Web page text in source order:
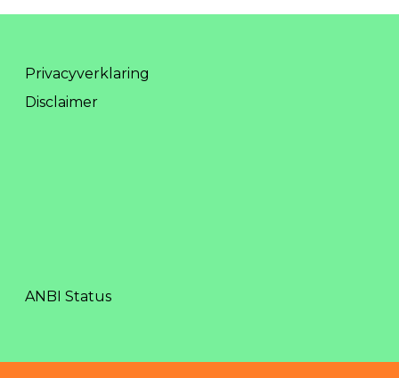
Privacyverklaring
Disclaimer
ANBI Status